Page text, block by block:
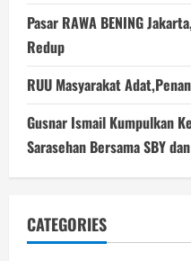
Pasar RAWA BENING
Redup
RUU Masyarakat
Gusnar Ismail Kumpulkan
Sarasehan Bersama SBY
CATEGORIES